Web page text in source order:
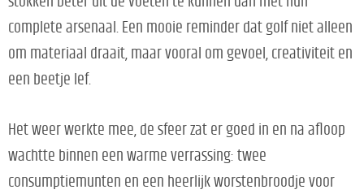
complete arsenaal. Een mooie reminder dat golf niet alleen
om materiaal draait, maar vooral om gevoel, creativiteit en
een beetje lef.
Het weer werkte mee, de sfeer zat er goed in en na afloop
wachtte binnen een warme verrassing: twee
consumptiemunten en een heerlijk worstenbroodje voor